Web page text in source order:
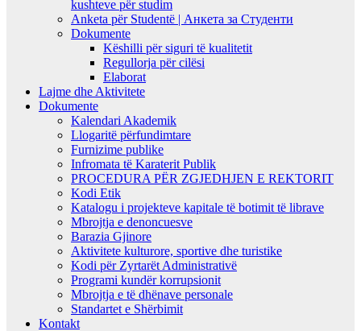
kushteve për studim
Anketa për Studentë | Анкета за Студенти
Dokumente
Këshilli për siguri të kualitetit
Regullorja për cilësi
Elaborat
Lajme dhe Aktivitete
Dokumente
Kalendari Akademik
Llogaritë përfundimtare
Furnizime publike
Infromata të Karaterit Publik
PROCEDURA PËR ZGJEDHJEN E REKTORIT
Kodi Etik
Katalogu i projekteve kapitale të botimit të librave
Mbrojtja e denoncuesve
Barazia Gjinore
Aktivitete kulturore, sportive dhe turistike
Kodi për Zyrtarët Administrativë
Programi kundër korrupsionit
Mbrojtja e të dhënave personale
Standartet e Shërbimit
Kontakt